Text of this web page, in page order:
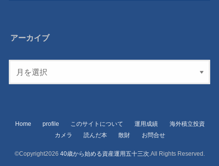
アーカイブ
Home profile このサイトについて 運用成績
海外積立投資
カメラ
読んだ本 散財 お問合せ
©Copyright2026 40歳から始める資産運用五十三次 .All Rights Reserved.